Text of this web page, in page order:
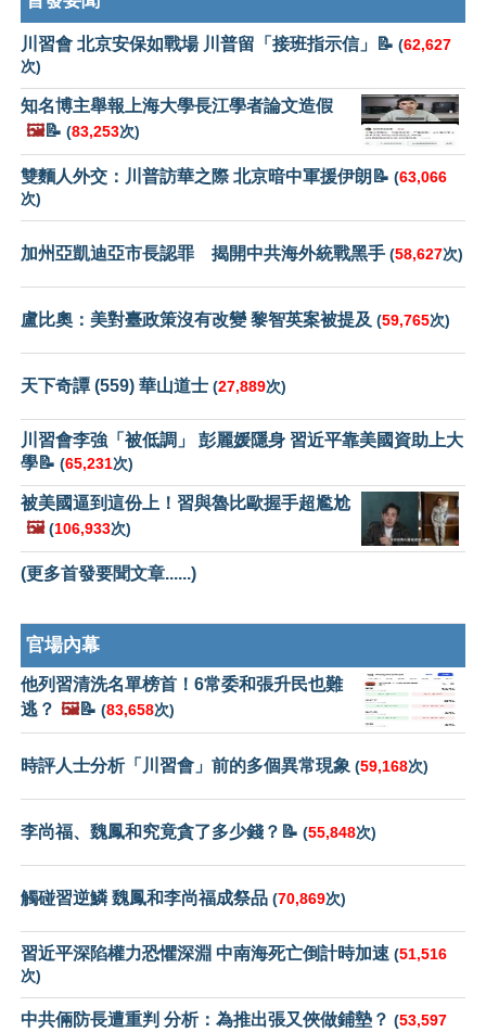
川習會 北京安保如戰場 川普留「接班指示信」📝 (62,627
次)
知名博主舉報上海大學長江學者論文造假
🖼️📝 (83,253次)
雙麵人外交：川普訪華之際 北京暗中軍援伊朗📝 (63,066
次)
加州亞凱迪亞市長認罪 揭開中共海外統戰黑手 (58,627次)
盧比奧：美對臺政策沒有改變 黎智英案被提及 (59,765次)
天下奇譚 (559) 華山道士 (27,889次)
川習會李強「被低調」 彭麗媛隱身 習近平靠美國資助上大
學📝 (65,231次)
被美國逼到這份上！習與魯比歐握手超尷尬
🖼️ (106,933次)
(更多首發要聞文章......)
官場內幕
他列習清洗名單榜首！6常委和張升民也難
逃？ 🖼️📝 (83,658次)
時評人士分析「川習會」前的多個異常現象 (59,168次)
李尚福、魏鳳和究竟貪了多少錢？📝 (55,848次)
觸碰習逆鱗 魏鳳和李尚福成祭品 (70,869次)
習近平深陷權力恐懼深淵 中南海死亡倒計時加速 (51,516
次)
中共倆防長遭重判 分析：為推出張又俠做鋪墊？ (53,597